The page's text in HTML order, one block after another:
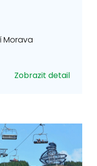
Morava
Zobrazit detail